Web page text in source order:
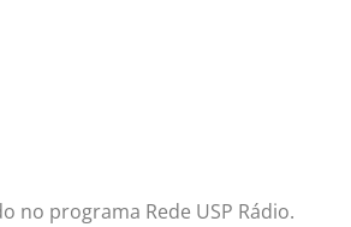
no programa Rede USP Rádio.